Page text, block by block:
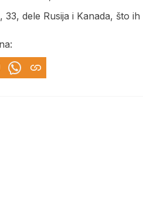
33, dele Rusija i Kanada, što